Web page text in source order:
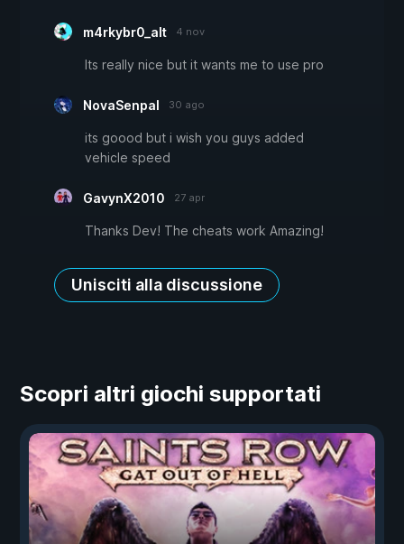
m4rkybr0_alt 4 nov
Its really nice but it wants me to use pro
NovaSenpal 30 ago
its goood but i wish you guys added
vehicle speed
GavynX2010 27 apr
Thanks Dev! The cheats work Amazing!
Unisciti alla discussione
Scopri altri giochi supportati